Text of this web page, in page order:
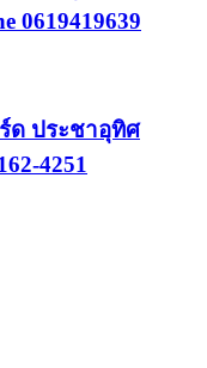
0619419639
ด ประชาอุทิศ
4251